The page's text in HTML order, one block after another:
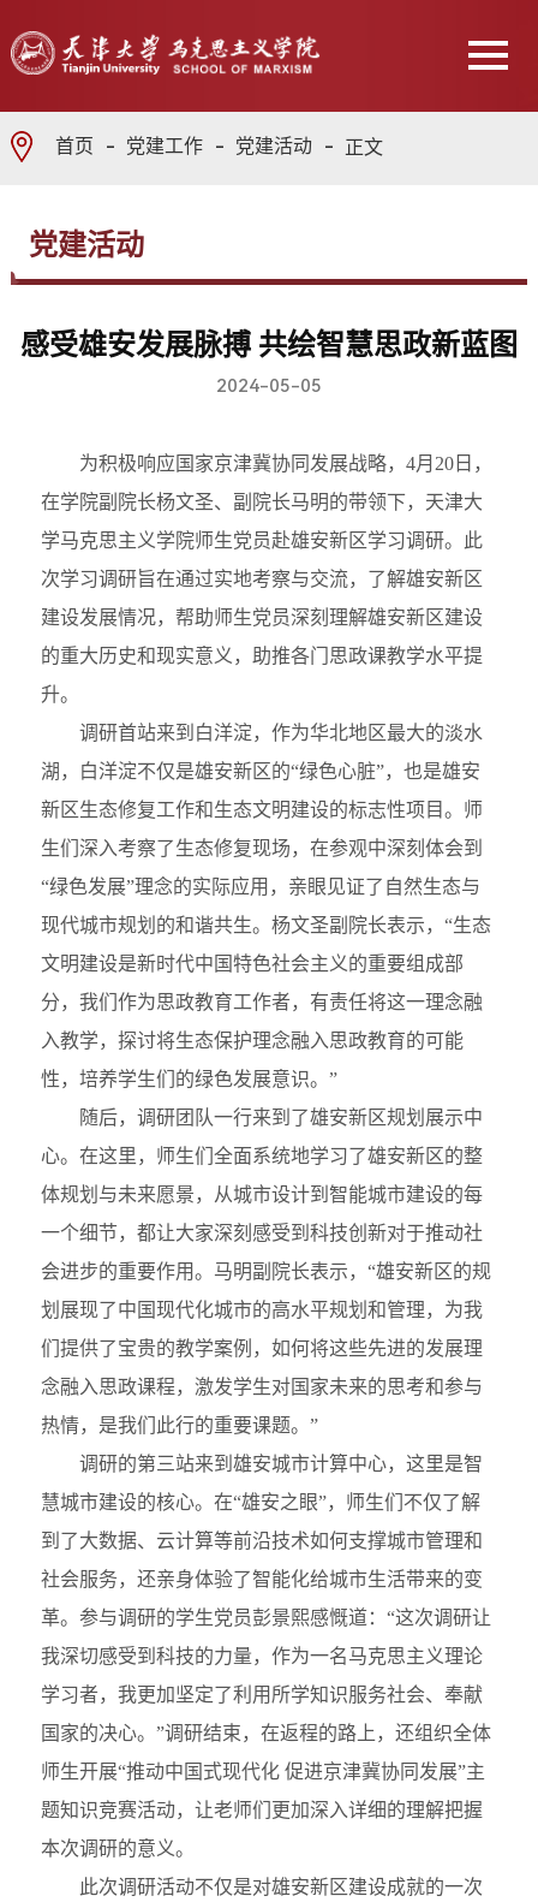
首页 党建工作 党建活动 正文
党建活动
感受雄安发展脉搏 共绘智慧思政新蓝图
2024-05-05
为积极响应国家京津冀协同发展战略，4月20日，
在学院副院长杨文圣、副院长马明的带领下，天津大
学马克思主义学院师生党员赴雄安新区学习调研。此
次学习调研旨在通过实地考察与交流，了解雄安新区
建设发展情况，帮助师生党员深刻理解雄安新区建设
的重大历史和现实意义，助推各门思政课教学水平提
升。
调研首站来到白洋淀，作为华北地区最大的淡水
湖，白洋淀不仅是雄安新区的“绿色心脏”，也是雄安
新区生态修复工作和生态文明建设的标志性项目。师
生们深入考察了生态修复现场，在参观中深刻体会到
“绿色发展”理念的实际应用，亲眼见证了自然生态与
现代城市规划的和谐共生。杨文圣副院长表示，“生态
文明建设是新时代中国特色社会主义的重要组成部
分，我们作为思政教育工作者，有责任将这一理念融
入教学，探讨将生态保护理念融入思政教育的可能
性，培养学生们的绿色发展意识。”
随后，调研团队一行来到了雄安新区规划展示中
心。在这里，师生们全面系统地学习了雄安新区的整
体规划与未来愿景，从城市设计到智能城市建设的每
一个细节，都让大家深刻感受到科技创新对于推动社
会进步的重要作用。马明副院长表示，“雄安新区的规
划展现了中国现代化城市的高水平规划和管理，为我
们提供了宝贵的教学案例，如何将这些先进的发展理
念融入思政课程，激发学生对国家未来的思考和参与
热情，是我们此行的重要课题。”
调研的第三站来到雄安城市计算中心，这里是智
慧城市建设的核心。在“雄安之眼”，师生们不仅了解
到了大数据、云计算等前沿技术如何支撑城市管理和
社会服务，还亲身体验了智能化给城市生活带来的变
革。参与调研的学生党员彭景熙感慨道：“这次调研让
我深切感受到科技的力量，作为一名马克思主义理论
学习者，我更加坚定了利用所学知识服务社会、奉献
国家的决心。”调研结束，在返程的路上，还组织全体
师生开展“推动中国式现代化 促进京津冀协同发展”主
题知识竞赛活动，让老师们更加深入详细的理解把握
本次调研的意义。
此次调研活动不仅是对雄安新区建设成就的一次